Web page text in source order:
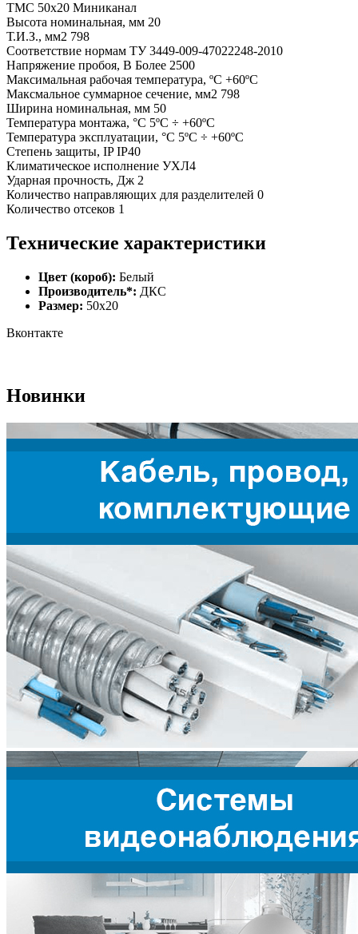
TMC 50x20 Миниканал
Высота номинальная, мм 20
Т.И.З., мм2 798
Соответствие нормам ТУ 3449-009-47022248-2010
Напряжение пробоя, В Более 2500
Максимальная рабочая температура, ºС +60ºС
Максмальное суммарное сечение, мм2 798
Ширина номинальная, мм 50
Температура монтажа, °С 5ºС ÷ +60ºС
Температура эксплуатации, °С 5ºС ÷ +60ºС
Степень защиты, IP IP40
Климатическое исполнение УХЛ4
Ударная прочность, Дж 2
Количество направляющих для разделителей 0
Количество отсеков 1
Технические характеристики
Цвет (короб): Белый
Производитель*: ДКС
Размер: 50х20
Вконтакте
Новинки